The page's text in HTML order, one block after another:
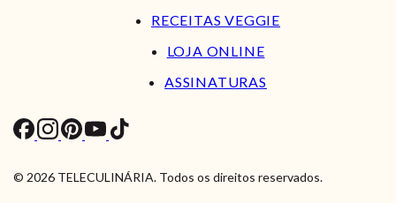
RECEITAS VEGGIE
LOJA ONLINE
ASSINATURAS
© 2026 TELECULINÁRIA. Todos os direitos reservados.